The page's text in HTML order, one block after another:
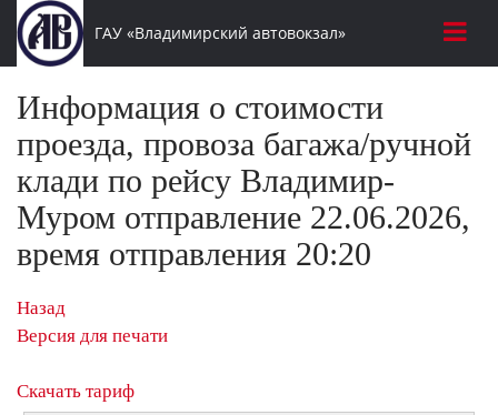
ГАУ «Владимирский автовокзал»
Информация о стоимости
проезда, провоза багажа/ручной
клади по рейсу Владимир-
Муром отправление 22.06.2026,
время отправления 20:20
Назад
Версия для печати
Скачать тариф